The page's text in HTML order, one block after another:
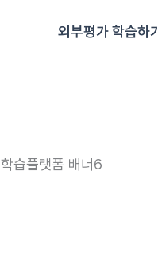
외부평가 학습하기
학습플랫폼 배너6